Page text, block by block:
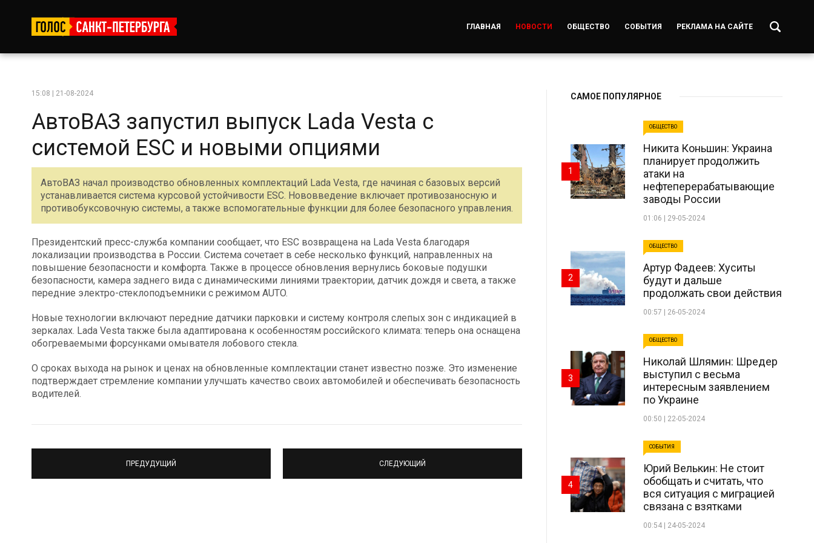
ГЛАВНАЯ НОВОСТИ ОБЩЕСТВО СОБЫТИЯ РЕКЛАМА НА САЙТЕ
15:08 | 21-08-2024
АвтоВАЗ запустил выпуск Lada Vesta с
системой ESC и новыми опциями
АвтоВАЗ начал производство обновленных комплектаций Lada Vesta, где начиная с базовых версий
устанавливается система курсовой устойчивости ESC. Нововведение включает противозаносную и
противобуксовочную системы, а также вспомогательные функции для более безопасного управления.
Президентский пресс-служба компании сообщает, что ESC возвращена на Lada Vesta благодаря
локализации производства в России. Система сочетает в себе несколько функций, направленных на
повышение безопасности и комфорта. Также в процессе обновления вернулись боковые подушки
безопасности, камера заднего вида с динамическими линиями траектории, датчик дождя и света, а также
передние электро-стеклоподъемники с режимом AUTO.
Новые технологии включают передние датчики парковки и систему контроля слепых зон с индикацией в
зеркалах. Lada Vesta также была адаптирована к особенностям российского климата: теперь она оснащена
обогреваемыми форсунками омывателя лобового стекла.
О сроках выхода на рынок и ценах на обновленные комплектации станет известно позже. Это изменение
подтверждает стремление компании улучшать качество своих автомобилей и обеспечивать безопасность
водителей.
ПРЕДУДУЩИЙ СЛЕДУЮЩИЙ
САМОЕ ПОПУЛЯРНОЕ
ОБЩЕСТВО
Никита Коньшин: Украина
планирует продолжить
атаки на
нефтеперерабатывающие
заводы России
01:06 | 29-05-2024
1
ОБЩЕСТВО
Артур Фадеев: Хуситы
будут и дальше
продолжать свои действия
00:57 | 26-05-2024
2
ОБЩЕСТВО
Николай Шлямин: Шредер
выступил с весьма
интересным заявлением
по Украине
00:50 | 22-05-2024
3
СОБЫТИЯ
Юрий Велькин: Не стоит
обобщать и считать, что
вся ситуация с миграцией
связана с взятками
00:54 | 24-05-2024
4